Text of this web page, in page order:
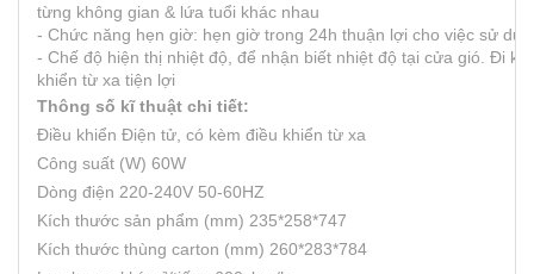
từng không gian & lứa tuổi khác nhau
- Chức năng hẹn giờ: hẹn giờ trong 24h thuận lợi cho việc sử
- Chế độ hiện thị nhiệt độ, để nhận biết nhiệt độ tại cửa gió. Đi
khiển từ xa tiện lợi
Thông số kĩ thuật chi tiết:
Điều khiển Điện tử, có kèm điều khiển từ xa
Công suất (W) 60W
Dòng điện 220-240V 50-60HZ
Kích thước sản phẩm (mm) 235*258*747
Kích thước thùng carton (mm) 260*283*784